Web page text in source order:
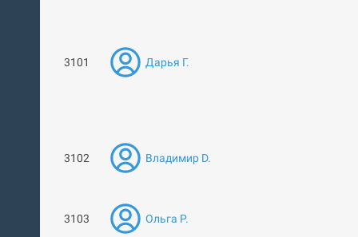
3101 Дарья Г.
3102 Владимир D.
3103 Ольга Р.